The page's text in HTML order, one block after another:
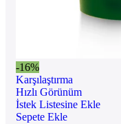
-16%
Karşılaştırma
Hızlı Görünüm
İstek Listesine Ekle
Sepete Ekle